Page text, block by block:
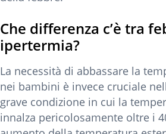
Che differenza c’è tra
ipertermia?
La necessità di abbassare la
nei bambini è invece cruciale
grave condizione in cui la
innalza pericolosamente oltre i